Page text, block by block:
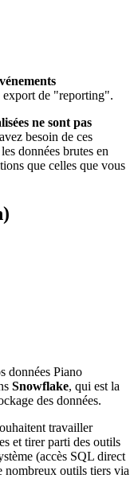
export de "reporting".
ne sont pas
besoin de ces
données brutes en
que celles que vous
données Piano
Snowflake, qui est la
des données.
travailler
et tirer parti des outils
(accès SQL direct
nombreux outils tiers via